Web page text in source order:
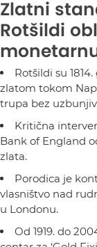
Zlatni
Rotšildi
Rotšildi su
zlatom tokom
trupa bez
Kritična
Bank of England
zlata.
Porodica je
vlasništvo nad
u Londonu.
Od 1919. do